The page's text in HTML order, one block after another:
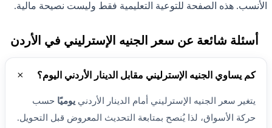
الأنسب. هذه الصفحة للتوعية التعليمية فقط وليست نصيحة مالية.
أسئلة شائعة عن سعر الجنيه الإسترليني في الأردن
كم يساوي الجنيه الإسترليني مقابل الدينار الأردني اليوم؟
يتغير سعر الجنيه الإسترليني أمام الدينار الأردني يوميًا حسب
حركة الأسواق، لذا يُنصح بمتابعة التحديث المعروض قبل التحويل.